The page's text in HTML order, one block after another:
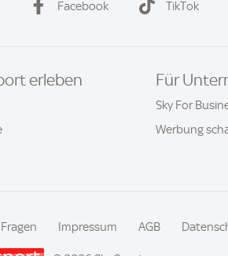
Facebook TikTok
erleben Für
Sky For
Werbung
Impressum AGB